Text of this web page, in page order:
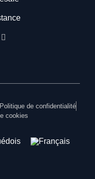
Politique de confidentialité
cookies